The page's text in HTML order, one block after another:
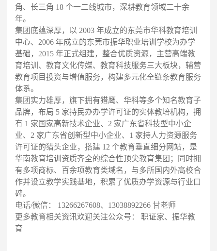
角、长三角 18 个一二线城市，深耕教育领域二十余
年。
集团底蕴深厚，以 2003 年成立的东莞市华科教育培训
中心、2006 年成立的东莞市振华职业培训学校为办学
基础，2015 年正式组建，整合优质资源，主营高端教
育培训、教育文化传媒、教育科技服务三大板块，辅营
教育项目投资与增值服务，构建多元化全链条教育服务
体系。
集团实力雄厚，旗下拥有猎鹰、华科等多个知名教育子
品牌，布局 5 家持民办办学许可证的实体教培机构，拥
有 1 家国家高新技术企业、2 家广东省科技型中小企
业、2 家广东省创新型中小企业、1 家持人力资源服务
许可证的猎头企业，搭建 12 个教育垂直细分网站，是
华南教育培训资质齐全的综合性顶尖教育集团；同时拥
有多项商标、百余项教育类域名，与多所国内外高校合
作并设立教学实践基地，积累了优质办学资源与行业口
碑。
电话/微信： 13266267608、13038892266 甘老师
更多教育相关资讯欢迎关注公众号： 职证家、振华教
育